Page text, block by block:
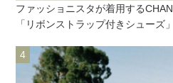
ファッショニスタが着用する
「リボンストラップ付きシューズ」